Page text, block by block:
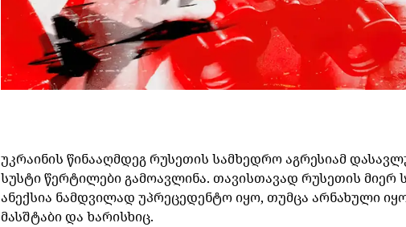
უკრაინის წინააღმდეგ რუსეთის სამხედრო აგრესიამ
სუსტი წერტილები გამოავლინა. თავისთავად რუსეთის
ანექსია ნამდვილად უპრეცედენტო იყო, თუმცა არნახული
მასშტაბი და ხარისხიც.